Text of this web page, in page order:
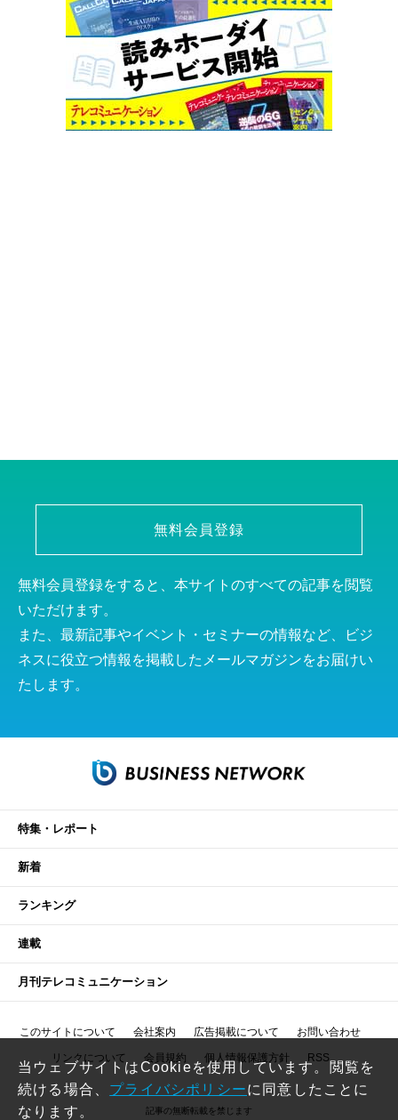
無料会員登録
無料会員登録をすると、本サイトのすべての記事を閲覧
いただけます。
また、最新記事やイベント・セミナーの情報など、ビジ
ネスに役立つ情報を掲載したメールマガジンをお届けい
たします。
特集・レポート
新着
ランキング
連載
月刊テレコミュニケーション
このサイトについて 会社案内 広告掲載について お問い合わせ
リンクについて 会員規約 個人情報保護方針 RSS
記事の無断転載を禁じます
当ウェブサイトはCookieを使用しています。閲覧を
続ける場合、 プライバシポリシーに同意したことに
なります。